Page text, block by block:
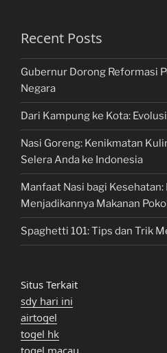
Recent Posts
Gubernur Dorong Reformasi
Negara
Dari Kampung ke Kota:
Nasi Goreng: Kenikmatan
Selera Anda ke Indonesia
Manfaat Nasi bagi
Menjadikannya Makanan
Spaghetti 101: Tips dan Trik
Situs Terkait
sdy hari ini
airtogel
togel hk
togel macau